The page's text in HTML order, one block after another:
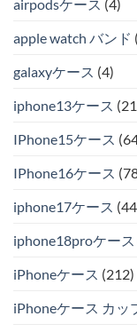
airpodsケース (4)
apple watch バンド
galaxyケース (4)
iphone13ケース
IPhone15ケース
IPhone16ケース
iphone17ケース
iphone18proケース
iPhoneケース (212)
iPhoneケース カッ